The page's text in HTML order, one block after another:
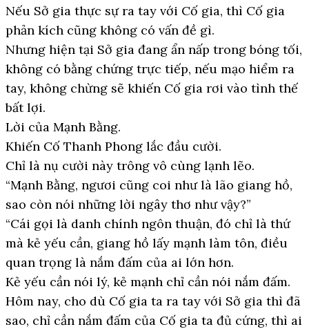
Nếu Sở gia thực sự ra tay với Cố gia, thì Cố gia
phản kích cũng không có vấn đề gì.
Nhưng hiện tại Sở gia đang ẩn nấp trong bóng tối,
không có bằng chứng trực tiếp, nếu mạo hiểm ra
tay, không chừng sẽ khiến Cố gia rơi vào tình thế
bất lợi.
Lời của Mạnh Bằng.
Khiến Cố Thanh Phong lắc đầu cười.
Chỉ là nụ cười này trông vô cùng lạnh lẽo.
“Mạnh Bằng, ngươi cũng coi như là lão giang hồ,
sao còn nói những lời ngây thơ như vậy?”
“Cái gọi là danh chính ngôn thuận, đó chỉ là thứ
mà kẻ yếu cần, giang hồ lấy mạnh làm tôn, điều
quan trọng là nắm đấm của ai lớn hơn.
Kẻ yếu cần nói lý, kẻ mạnh chỉ cần nói nắm đấm.
Hôm nay, cho dù Cố gia ta ra tay với Sở gia thì đã
sao, chỉ cần nắm đấm của Cố gia ta đủ cứng, thì ai